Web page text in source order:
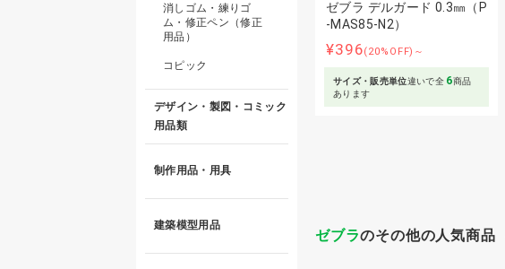
ゼブラ デルガード 0.3㎜（P
-MAS85-N2）
¥396(20%OFF)～
サイズ・販売単位違いで全 6商品
あります
ゼブラのその他の人気商品
消しゴム・練りゴ
ム・修正ペン（修正
用品）
コピック
デザイン・製図・コミック
用品類
制作用品・用具
建築模型用品